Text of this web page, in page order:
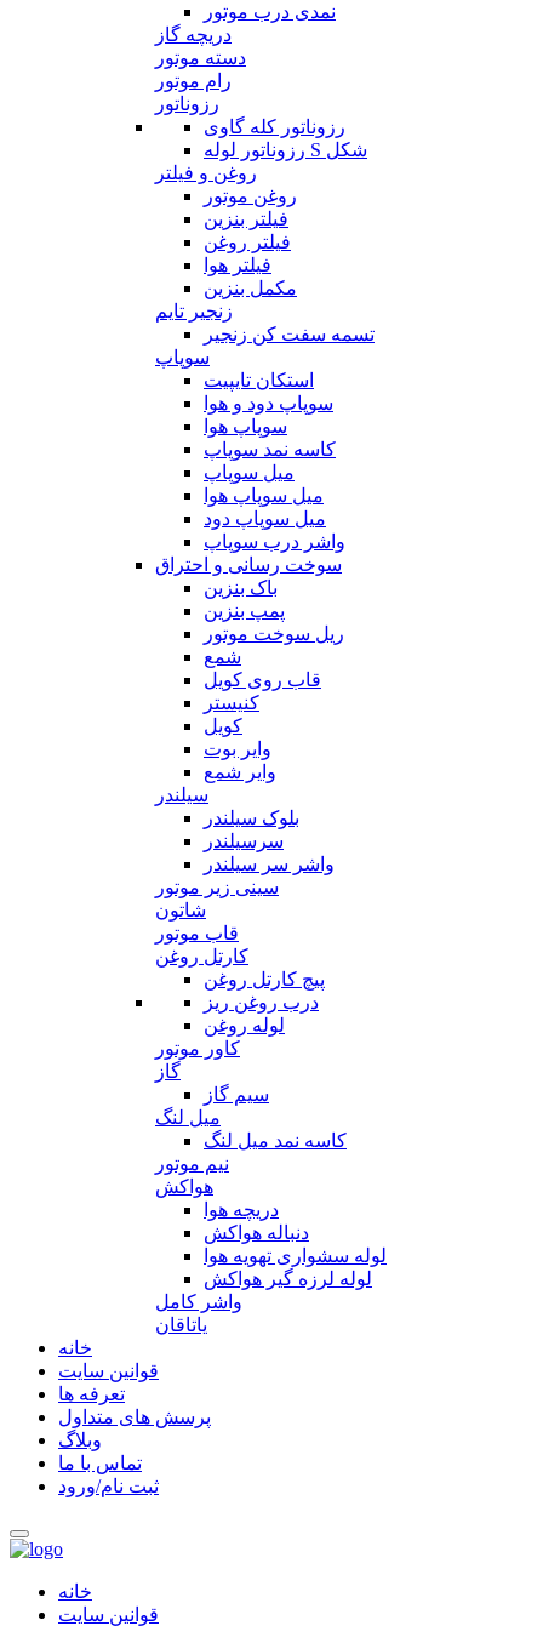
نمدی درب موتور
دریچه گاز
دسته موتور
رام موتور
رزوناتور
رزوناتور کله گاوی
رزوناتور لوله S شکل
روغن و فیلتر
روغن موتور
فیلتر بنزین
فیلتر روغن
فیلتر هوا
مکمل بنزین
زنجیر تایم
تسمه سفت کن زنجیر
سوپاپ
استکان تایپیت
سوپاپ دود و هوا
سوپاپ هوا
کاسه نمد سوپاپ
میل سوپاپ
میل سوپاپ هوا
میل سوپاپ دود
واشر درب سوپاپ
سوخت رسانی و احتراق
باک بنزین
پمپ بنزین
ریل سوخت موتور
شمع
قاب روی کویل
کنیستر
کویل
وایر بوت
وایر شمع
سیلندر
بلوک سیلندر
سرسیلندر
واشر سر سیلندر
سینی زیر موتور
شاتون
قاب موتور
کارتل روغن
پیچ کارتل روغن
درب روغن ریز
لوله روغن
کاور موتور
گاز
سیم گاز
میل لنگ
کاسه نمد میل لنگ
نیم موتور
هواکش
دریچه هوا
دنباله هواکش
لوله سشواری تهویه هوا
لوله لرزه گیر هواکش
واشر کامل
یاتاقان
خانه
قوانین سایت
تعرفه ها
پرسش های متداول
وبلاگ
تماس با ما
ثبت نام/ورود
خانه
قوانین سایت